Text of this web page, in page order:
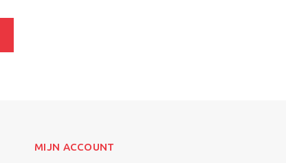
MIJN ACCOUNT